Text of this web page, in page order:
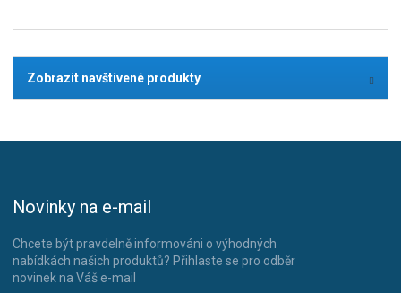
Zobrazit navštívené produkty
Novinky na e-mail
Chcete být pravdelně informováni o výhodných
nabídkách našich produktů? Přihlaste se pro odběr
novinek na Váš e-mail